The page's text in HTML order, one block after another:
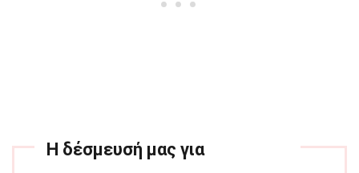
Η δέσμευσή μας για